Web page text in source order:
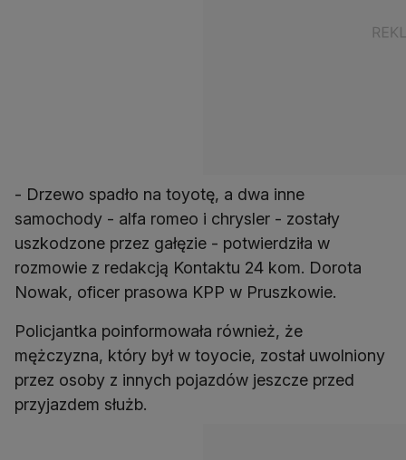
- Drzewo spadło na toyotę, a dwa inne
samochody - alfa romeo i chrysler - zostały
uszkodzone przez gałęzie - potwierdziła w
rozmowie z redakcją Kontaktu 24 kom. Dorota
Nowak, oficer prasowa KPP w Pruszkowie.
Policjantka poinformowała również, że
mężczyzna, który był w toyocie, został uwolniony
przez osoby z innych pojazdów jeszcze przed
przyjazdem służb.